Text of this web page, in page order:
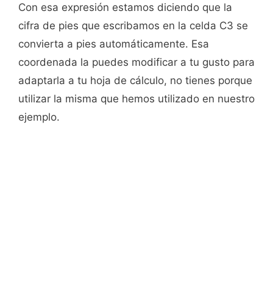
Con esa expresión estamos diciendo que la
cifra de pies que escribamos en la celda C3 se
convierta a pies automáticamente. Esa
coordenada la puedes modificar a tu gusto para
adaptarla a tu hoja de cálculo, no tienes porque
utilizar la misma que hemos utilizado en nuestro
ejemplo.